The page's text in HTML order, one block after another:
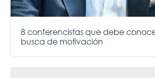
8 conferencistas que debe
busca de motivación